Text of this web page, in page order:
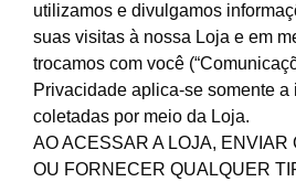
utilizamos e divulgamos
suas visitas à nossa Loja e em
trocamos com você
Privacidade aplica-se somente a
coletadas por meio da Loja.
AO ACESSAR A LOJA, ENVIAR
OU FORNECER QUALQUER